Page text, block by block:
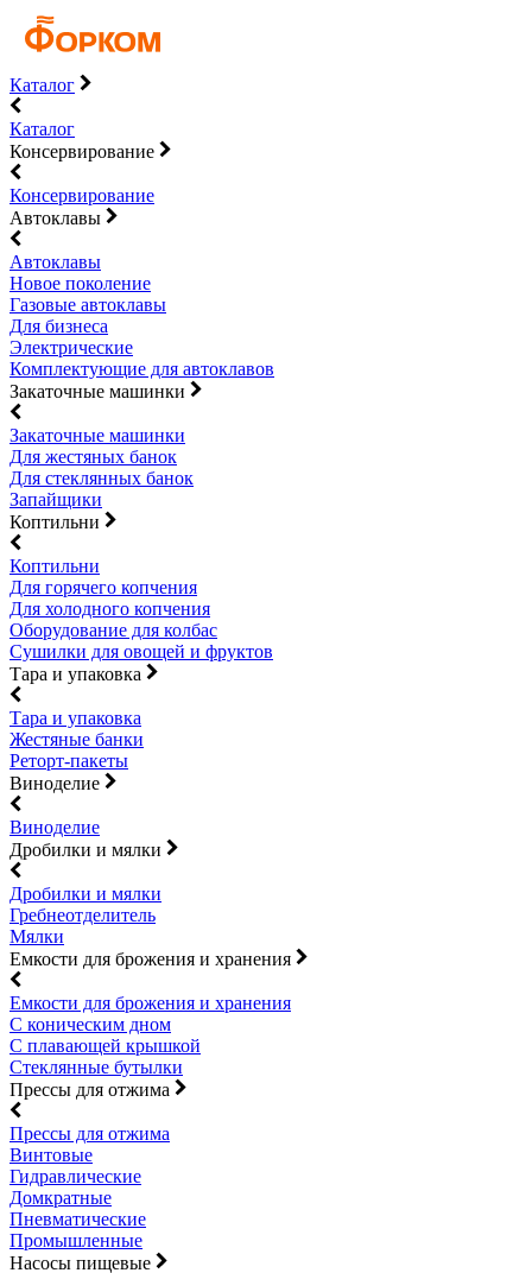
Каталог
Каталог
Консервирование
Консервирование
Автоклавы
Автоклавы
Новое поколение
Газовые автоклавы
Для бизнеса
Электрические
Комплектующие для автоклавов
Закаточные машинки
Закаточные машинки
Для жестяных банок
Для стеклянных банок
Запайщики
Коптильни
Коптильни
Для горячего копчения
Для холодного копчения
Оборудование для колбас
Сушилки для овощей и фруктов
Тара и упаковка
Тара и упаковка
Жестяные банки
Реторт-пакеты
Виноделие
Виноделие
Дробилки и мялки
Дробилки и мялки
Гребнеотделитель
Мялки
Емкости для брожения и хранения
Емкости для брожения и хранения
С коническим дном
С плавающей крышкой
Стеклянные бутылки
Прессы для отжима
Прессы для отжима
Винтовые
Гидравлические
Домкратные
Пневматические
Промышленные
Насосы пищевые